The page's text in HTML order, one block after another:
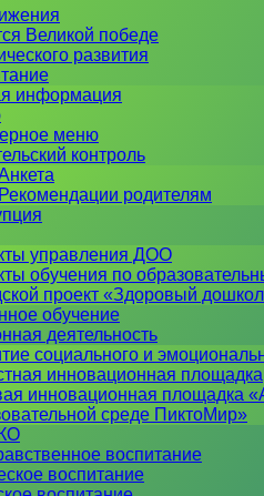
Великой победе
развития
информация
меню
контроль
Рекомендации родителям
управления ДОО
обучения по
проект «Здоровый
обучение
деятельность
социального и
инновационная площадка
инновационная площадка
среде ПиктоМир»
воспитание
воспитание